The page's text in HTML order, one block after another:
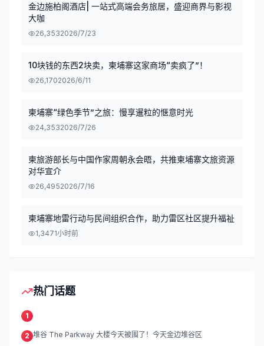
金边施柏阁酒店| 一站式高端会务旅居，盛迎商界与影视
大咖
26,3532026/7/23
10块钱的东西2块卖，柬埔寨这家商场“卖疯了”！
26,1702026/6/11
柬埔寨“绿色季节”之旅：慢享暹粒的惬意时光
24,3532026/7/26
柬旅游部长与中国作家周朝永会晤，共推柬埔寨文旅资源
对华宣介
26,4952026/7/16
柬埔寨地雷行动与民间组织合作，助力雷区社区提升福祉
1,3471小时前
热门话题
1
2 堆谷 The Parkway 大楼今天被围了！今天金边堆谷区